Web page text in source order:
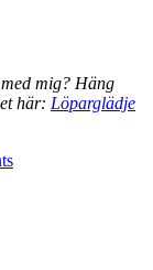
mig? Häng
här: Löparglädje